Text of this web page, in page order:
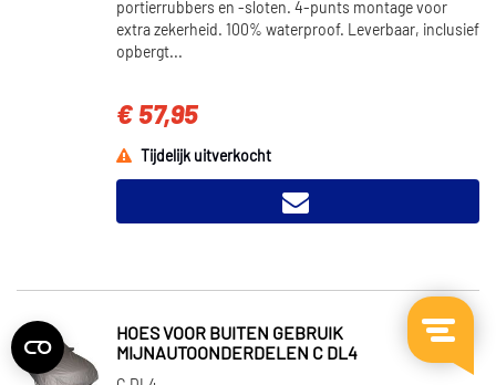
portierrubbers en -sloten. 4-punts montage voor
extra zekerheid. 100% waterproof. Leverbaar, inclusief
opbergt...
€ 57,95
Tijdelijk uitverkocht
HOES VOOR BUITEN GEBRUIK
MIJNAUTOONDERDELEN C DL4